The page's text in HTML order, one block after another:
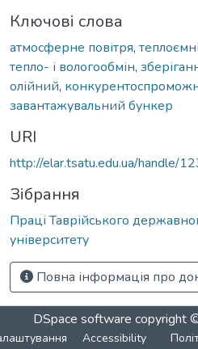
Ключові слова
атмосферне повітря,
тепло- і вологообмін,
олійний,
завантажувальний бункер
URI
http://elar.tsatu.edu.ua/handle/
Зібрання
Праці Таврійського
університету
Повна інформація про
DSpace software copyright
Accessibility